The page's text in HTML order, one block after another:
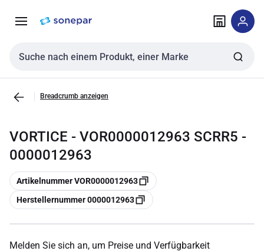
NavigationInhalt
Sucheingabe
Breadcrumb anzeigen
VORTICE - VOR0000012963 SCRR5 -
0000012963
Kopieren
Artikelnummer VOR0000012963
Kopieren
Herstellernummer 0000012963
Melden Sie sich an, um Preise und Verfügbarkeit